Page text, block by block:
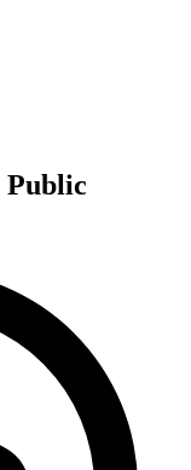
Public